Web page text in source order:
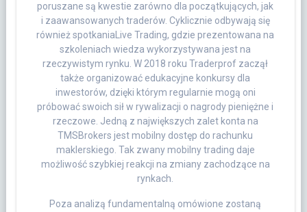
poruszane są kwestie zarówno dla początkujących, jak
i zaawansowanych traderów. Cyklicznie odbywają się
również spotkaniaLive Trading, gdzie prezentowana na
szkoleniach wiedza wykorzystywana jest na
rzeczywistym rynku. W 2018 roku Traderprof zaczął
także organizować edukacyjne konkursy dla
inwestorów, dzięki którym regularnie mogą oni
próbować swoich sił w rywalizacji o nagrody pieniężne i
rzeczowe. Jedną z największych zalet konta na
TMSBrokers jest mobilny dostęp do rachunku
maklerskiego. Tak zwany mobilny trading daje
możliwość szybkiej reakcji na zmiany zachodzące na
rynkach.
Poza analizą fundamentalną omówione zostaną